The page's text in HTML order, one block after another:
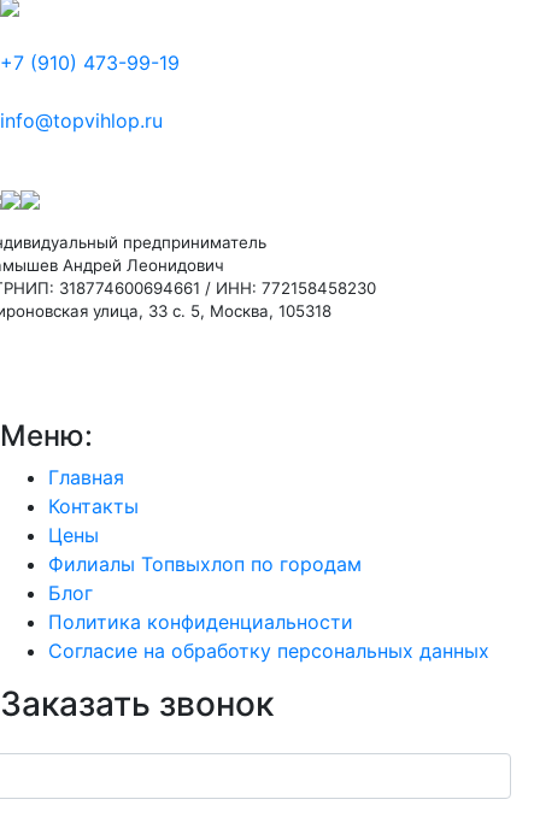
+7 (910) 473-99-19
info@topvihlop.ru
предприниматель
Андрей Леонидович
318774600694661 / ИНН: 772158458230
улица, 33 с. 5, Москва, 105318
Меню:
Главная
Контакты
Цены
Филиалы Топвыхлоп по городам
Блог
Политика конфиденциальности
Согласие на обработку персональных данных
Заказать звонок